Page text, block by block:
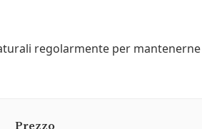
regolarmente per mantenerne
Prezzo